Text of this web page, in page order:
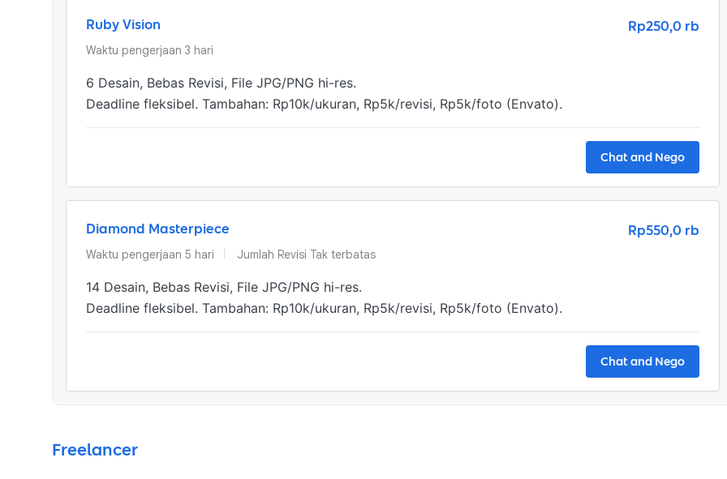
Ruby Vision Rp250,0 rb
Waktu pengerjaan 3 hari
6 Desain, Bebas Revisi, File JPG/PNG hi-res.
Deadline fleksibel. Tambahan: Rp10k/ukuran, Rp5k/revisi, Rp5k/foto (Envato).
Chat and Nego
Diamond Masterpiece Rp550,0 rb
Waktu pengerjaan 5 hari Jumlah Revisi Tak terbatas
14 Desain, Bebas Revisi, File JPG/PNG hi-res.
Deadline fleksibel. Tambahan: Rp10k/ukuran, Rp5k/revisi, Rp5k/foto (Envato).
Chat and Nego
Freelancer